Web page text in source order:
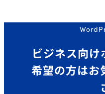
ビジネス向け
希望の方はお